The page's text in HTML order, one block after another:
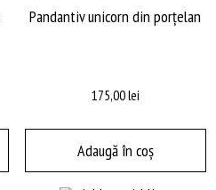
Pandantiv unicorn din porțelan
175,00lei
Adaugă în coș